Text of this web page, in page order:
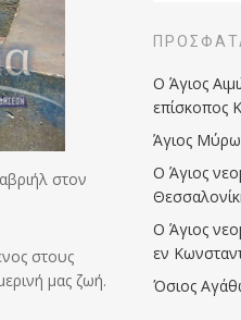
στον
στους
μας ζωή.
Ο Άγιος
επίσκοπος
Άγιος
Ο Άγιος
Ο Άγιος
εν
Όσιος